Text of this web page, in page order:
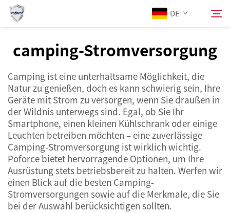
DE
Über Uns
Produkte
Dienstleistungen
Neuigkeiten
Kontaktieren Sie uns
Suchen
camping-Stromversorgung
Camping ist eine unterhaltsame Möglichkeit, die
Natur zu genießen, doch es kann schwierig sein, Ihre
Geräte mit Strom zu versorgen, wenn Sie draußen in
der Wildnis unterwegs sind. Egal, ob Sie Ihr
Smartphone, einen kleinen Kühlschrank oder einige
Leuchten betreiben möchten – eine zuverlässige
Camping-Stromversorgung ist wirklich wichtig.
Poforce bietet hervorragende Optionen, um Ihre
Ausrüstung stets betriebsbereit zu halten. Werfen wir
einen Blick auf die besten Camping-
Stromversorgungen sowie auf die Merkmale, die Sie
bei der Auswahl berücksichtigen sollten.